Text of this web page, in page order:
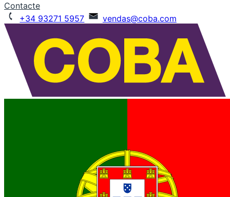
Contacte
+34 93271 5957
vendas@coba.com